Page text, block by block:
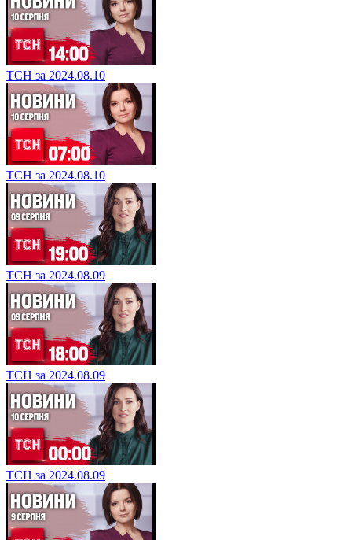
ТСН за 2024.08.10
ТСН за 2024.08.10
ТСН за 2024.08.09
ТСН за 2024.08.09
ТСН за 2024.08.09